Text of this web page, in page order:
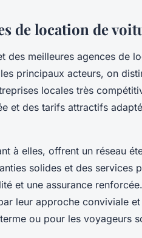
de location de
des meilleures agences de
principaux acteurs, on
locales très
et des tarifs attractifs
à elles, offrent un réseau
solides et des services
et une assurance
leur approche conviviale
ou pour les voyageurs